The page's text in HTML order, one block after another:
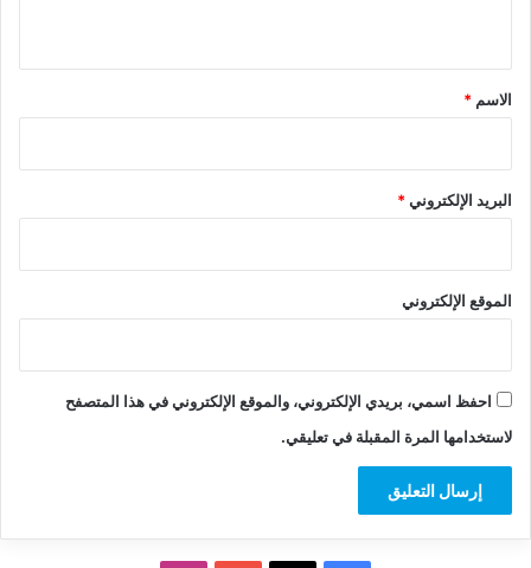
*
الاسم *
البريد الإلكتروني*
الموقع الإلكتروني
احفظ اسمي، بريدي الإلكتروني، والموقع الإلكتروني في هذا المتصفح
لاستخدامها المرة المقبلة في تعليقي.